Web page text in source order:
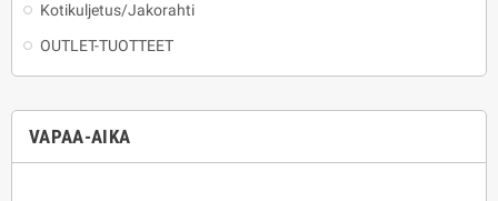
Kotikuljetus/Jakorahti
OUTLET-TUOTTEET
VAPAA-AIKA